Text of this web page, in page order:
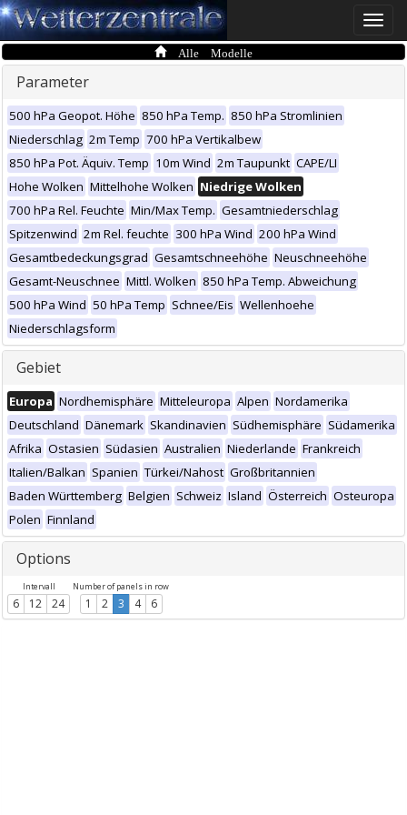
Toggle
Alle Modelle
Parameter
500 hPa Geopot. Höhe 850 hPa Temp. 850 hPa Stromlinien
Niederschlag 2m Temp 700 hPa Vertikalbew
850 hPa Pot. Äquiv. Temp 10m Wind 2m Taupunkt CAPE/LI
Hohe Wolken Mittelhohe Wolken Niedrige Wolken
700 hPa Rel. Feuchte Min/Max Temp. Gesamtniederschlag
Spitzenwind 2m Rel. feuchte 300 hPa Wind 200 hPa Wind
Gesamtbedeckungsgrad Gesamtschneehöhe Neuschneehöhe
Gesamt-Neuschnee Mittl. Wolken 850 hPa Temp. Abweichung
500 hPa Wind 50 hPa Temp Schnee/Eis Wellenhoehe
Niederschlagsform
Gebiet
Europa Nordhemisphäre Mitteleuropa Alpen Nordamerika
Deutschland Dänemark Skandinavien Südhemisphäre Südamerika
Afrika Ostasien Südasien Australien Niederlande Frankreich
Italien/Balkan Spanien Türkei/Nahost Großbritannien
Baden Württemberg Belgien Schweiz Island Österreich Osteuropa
Polen Finnland
Options
Intervall
6 12 24
Number of panels in row
1 2 3 4 6